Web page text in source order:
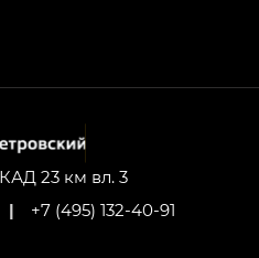
Эль Полный привод —
— GX,
PREMIUM, ЛАУНЖ —
в комплектации
23 км вл. 3
| +7 (495) 132-40-91